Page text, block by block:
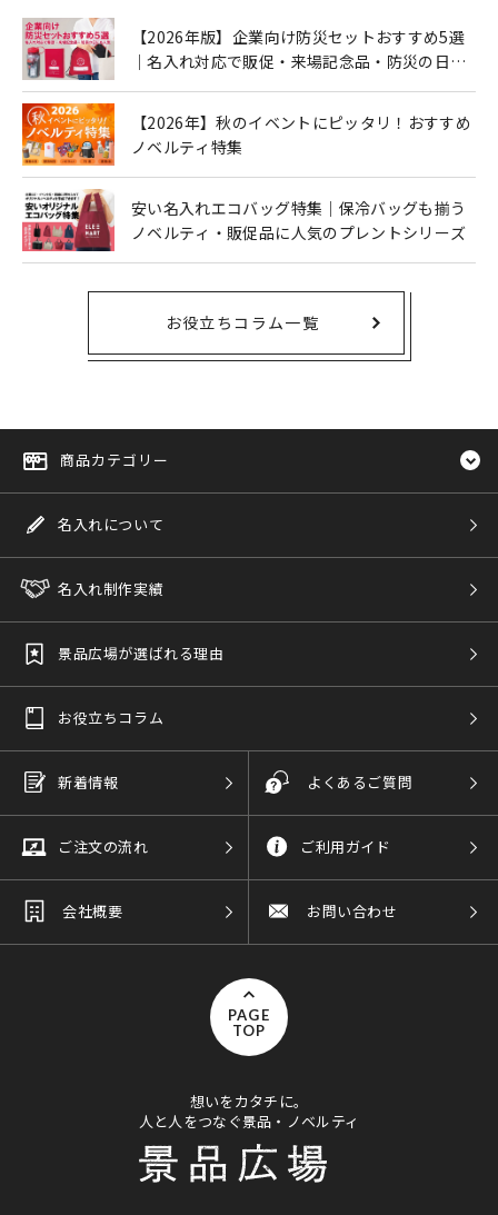
【2026年版】企業向け防災セットおすすめ5選
｜名入れ対応で販促・来場記念品・防災の日に
【2026年】秋のイベントにピッタリ！おすすめ
ノベルティ特集
安い名入れエコバッグ特集｜保冷バッグも揃う
ノベルティ・販促品に人気のプレントシリーズ
お役立ちコラム一覧
商品カテゴリー
名入れについて
名入れ制作実績
景品広場が選ばれる理由
お役立ちコラム
新着情報 よくあるご質問
ご注文の流れ ご利用ガイド
会社概要 お問い合わせ
PAGE
TOP
想いをカタチに。
人と人をつなぐ景品・ノベルティ